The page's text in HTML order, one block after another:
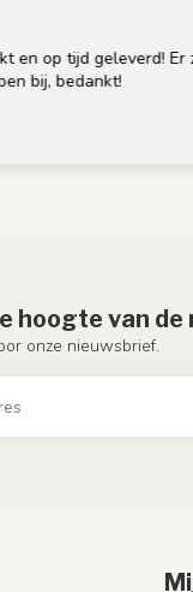
Er zaten zelfs
hoogte van
onze nieuwsbrief.